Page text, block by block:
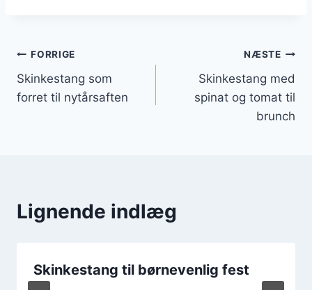
Indlægsnavigation
FORRIGE
Skinkestang som
forret til nytårsaften
NÆSTE
Skinkestang med
spinat og tomat til
brunch
Lignende indlæg
Skinkestang til børnevenlig fest